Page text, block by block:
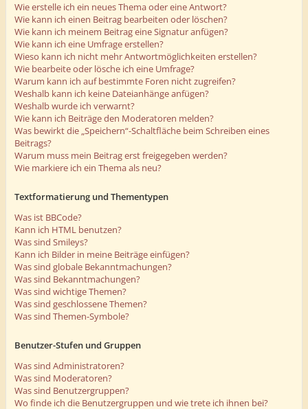
Wie erstelle ich ein neues Thema oder eine Antwort?
Wie kann ich einen Beitrag bearbeiten oder löschen?
Wie kann ich meinem Beitrag eine Signatur anfügen?
Wie kann ich eine Umfrage erstellen?
Wieso kann ich nicht mehr Antwortmöglichkeiten erstellen?
Wie bearbeite oder lösche ich eine Umfrage?
Warum kann ich auf bestimmte Foren nicht zugreifen?
Weshalb kann ich keine Dateianhänge anfügen?
Weshalb wurde ich verwarnt?
Wie kann ich Beiträge den Moderatoren melden?
Was bewirkt die „Speichern“-Schaltfläche beim Schreiben eines
Beitrags?
Warum muss mein Beitrag erst freigegeben werden?
Wie markiere ich ein Thema als neu?
Textformatierung und Thementypen
Was ist BBCode?
Kann ich HTML benutzen?
Was sind Smileys?
Kann ich Bilder in meine Beiträge einfügen?
Was sind globale Bekanntmachungen?
Was sind Bekanntmachungen?
Was sind wichtige Themen?
Was sind geschlossene Themen?
Was sind Themen-Symbole?
Benutzer-Stufen und Gruppen
Was sind Administratoren?
Was sind Moderatoren?
Was sind Benutzergruppen?
Wo finde ich die Benutzergruppen und wie trete ich ihnen bei?